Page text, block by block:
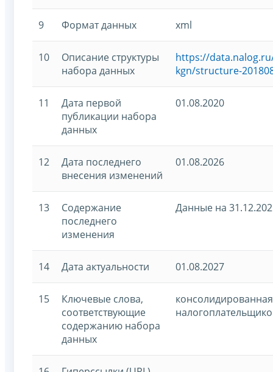
9 Формат данных xml
10
Описание структуры
набора данных
https://
kgn/structure-
11
Дата первой
публикации набора
данных
01.08.2020
12
Дата последнего
внесения изменений
01.08.2026
13
Содержание
последнего
изменения
Данные на
14 Дата актуальности 01.08.2027
15
Ключевые слова,
соответствующие
содержанию набора
данных